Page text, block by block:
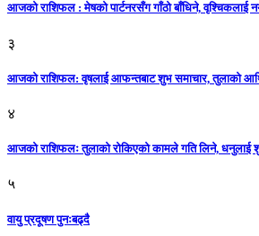
आजको राशिफल : मेषको पार्टनरसँग गाँठो बाँधिने, वृश्चिकलाई
३
आजकाे राशिफल: वृषलाई आफन्तबाट शुभ समाचार, तुलाकाे
४
आजको राशिफलः तुलाकाे रोकिएको कामले गति लिने, धनुलाई
५
वायु प्रदूषण पुनःबढ्दै